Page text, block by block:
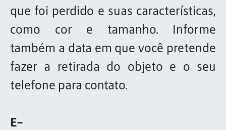
que foi perdido e suas características,
como cor e tamanho. Informe
também a data em que você pretende
fazer a retirada do objeto e o seu
telefone para contato.
E-